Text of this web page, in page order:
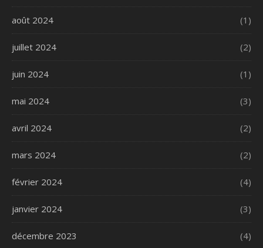
août 2024 (1)
juillet 2024 (2)
juin 2024 (1)
mai 2024 (3)
avril 2024 (2)
mars 2024 (2)
février 2024 (4)
janvier 2024 (3)
décembre 2023 (4)